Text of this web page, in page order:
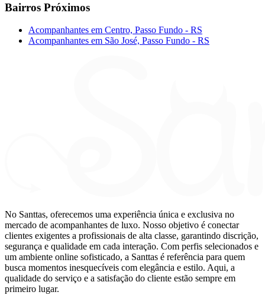
Bairros Próximos
Acompanhantes em Centro, Passo Fundo - RS
Acompanhantes em São José, Passo Fundo - RS
No Santtas, oferecemos uma experiência única e exclusiva no
mercado de acompanhantes de luxo. Nosso objetivo é conectar
clientes exigentes a profissionais de alta classe, garantindo discrição,
segurança e qualidade em cada interação. Com perfis selecionados e
um ambiente online sofisticado, a Santtas é referência para quem
busca momentos inesquecíveis com elegância e estilo. Aqui, a
qualidade do serviço e a satisfação do cliente estão sempre em
primeiro lugar.